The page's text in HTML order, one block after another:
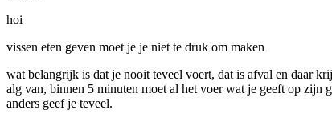
hoi
vissen eten geven moet je je niet te druk om maken
wat belangrijk is dat je nooit teveel voert, dat is afval en daar
alg van, binnen 5 minuten moet al het voer wat je geeft op zijn
anders geef je teveel.